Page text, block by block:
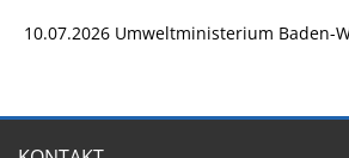
10.07.2026 Umweltministerium Baden-